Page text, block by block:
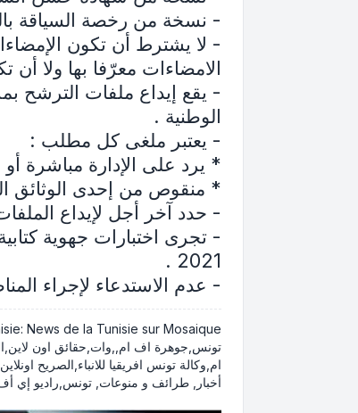
- نسخة من رخصة السياقة
- لا يشترط أن تكون
الامضاءات معرّفا بها ولا
- يقع إيداع ملفات الترشح
الوطنية .
- يعتبر ملغى كل مطلب :
* يرد على الإدارة مباشرة
* منقوص من إحدى الوثائق
- حدد آخر أجل لإيداع الملفات يوم 02
2021 .
- عدم الاستدعاء لإجراء
تونس,جوهرة اف ام,,وات,حقائق اون
أخبار, طرائف و منوعات, تونس,راديو إي أف أم,شاهد